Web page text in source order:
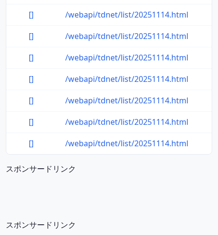
[]
/webapi/tdnet/list/20251114.html
[]
/webapi/tdnet/list/20251114.html
[]
/webapi/tdnet/list/20251114.html
[]
/webapi/tdnet/list/20251114.html
[]
/webapi/tdnet/list/20251114.html
[]
/webapi/tdnet/list/20251114.html
[]
/webapi/tdnet/list/20251114.html
スポンサードリンク
スポンサードリンク